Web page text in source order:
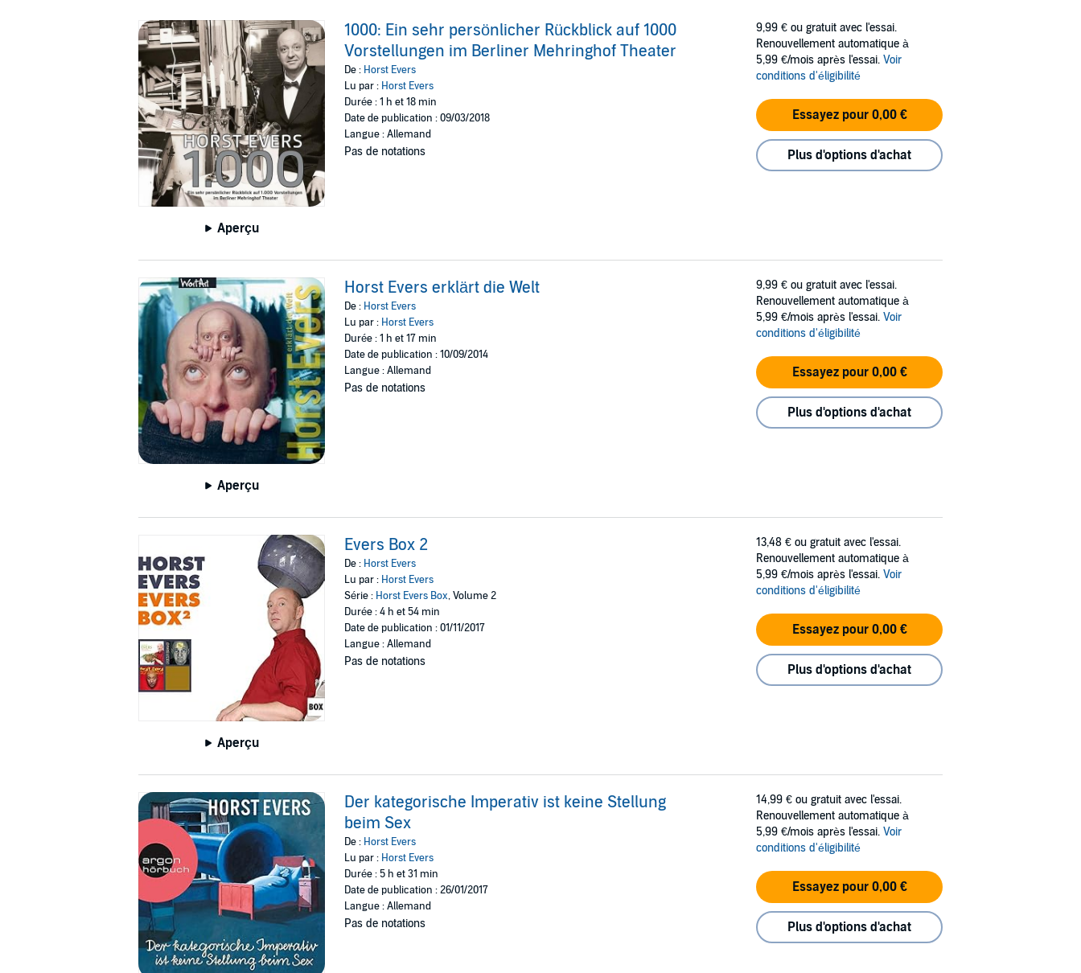
Aperçu
1000: Ein sehr persönlicher Rückblick auf 1000
Vorstellungen im Berliner Mehringhof Theater
De : Horst Evers
Lu par : Horst Evers
Durée : 1 h et 18 min
Date de publication : 09/03/2018
Langue : Allemand
Pas de notations
9,99 € ou gratuit avec l'essai.
Renouvellement automatique à
5,99 €/mois après l'essai. Voir
conditions d'éligibilité
Essayez pour 0,00 €
Plus d'options d'achat
Aperçu
Horst Evers erklärt die Welt
De : Horst Evers
Lu par : Horst Evers
Durée : 1 h et 17 min
Date de publication : 10/09/2014
Langue : Allemand
Pas de notations
9,99 € ou gratuit avec l'essai.
Renouvellement automatique à
5,99 €/mois après l'essai. Voir
conditions d'éligibilité
Essayez pour 0,00 €
Plus d'options d'achat
Aperçu
Evers Box 2
De : Horst Evers
Lu par : Horst Evers
Série : Horst Evers Box, Volume 2
Durée : 4 h et 54 min
Date de publication : 01/11/2017
Langue : Allemand
Pas de notations
13,48 € ou gratuit avec l'essai.
Renouvellement automatique à
5,99 €/mois après l'essai. Voir
conditions d'éligibilité
Essayez pour 0,00 €
Plus d'options d'achat
Der kategorische Imperativ ist keine Stellung
beim Sex
De : Horst Evers
Lu par : Horst Evers
Durée : 5 h et 31 min
Date de publication : 26/01/2017
Langue : Allemand
Pas de notations
14,99 € ou gratuit avec l'essai.
Renouvellement automatique à
5,99 €/mois après l'essai. Voir
conditions d'éligibilité
Essayez pour 0,00 €
Plus d'options d'achat